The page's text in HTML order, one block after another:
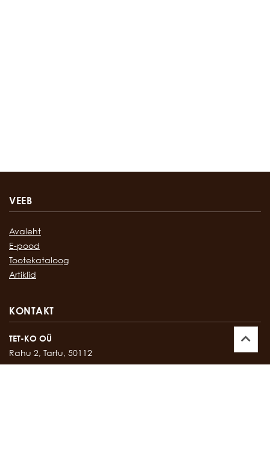
VEEB
Avaleht
E-pood
Tootekataloog
Artiklid
KONTAKT
TET-KO OÜ
Rahu 2, Tartu, 50112
Kontor:747 17 35